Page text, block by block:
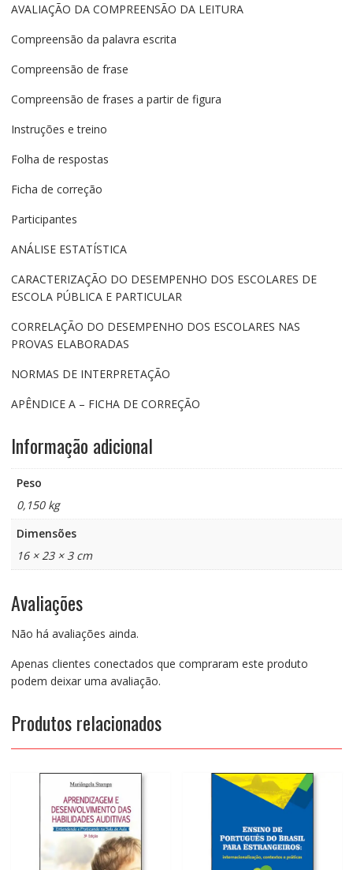
AVALIAÇÃO DA COMPREENSÃO DA LEITURA
Compreensão da palavra escrita
Compreensão de frase
Compreensão de frases a partir de figura
Instruções e treino
Folha de respostas
Ficha de correção
Participantes
ANÁLISE ESTATÍSTICA
CARACTERIZAÇÃO DO DESEMPENHO DOS ESCOLARES DE
ESCOLA PÚBLICA E PARTICULAR
CORRELAÇÃO DO DESEMPENHO DOS ESCOLARES NAS
PROVAS ELABORADAS
NORMAS DE INTERPRETAÇÃO
APÊNDICE A – FICHA DE CORREÇÃO
Informação adicional
Peso
0,150 kg
Dimensões
16 × 23 × 3 cm
Avaliações
Não há avaliações ainda.
Apenas clientes conectados que compraram este produto
podem deixar uma avaliação.
Produtos relacionados